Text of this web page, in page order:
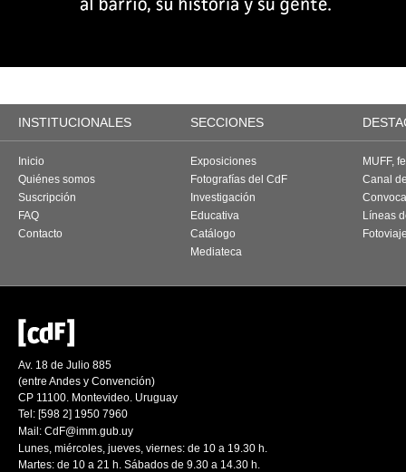
INSTITUCIONALES SECCIONES
Inicio
Quiénes somos
Suscripción
FAQ
Contacto
Exposiciones
Fotografías del CdF
Investigación
Educativa
Catálogo
Mediateca
MUFF,
Canal
Líneas
Av. 18 de Julio 885
(entre Andes y Convención)
CP 11100. Montevideo. Uruguay
Tel: [598 2] 1950 7960
Mail: CdF@imm.gub.uy
Lunes, miércoles, jueves, viernes: de 10 a 19.30 h.
Martes: de 10 a 21 h. Sábados de 9.30 a 14.30 h.